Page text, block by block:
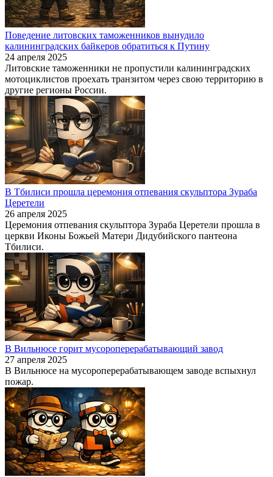
Поведение литовских таможенников вынудило
калининградских байкеров обратиться к Путину
24 апреля 2025
Литовские таможенники не пропустили калининградских
мотоциклистов проехать транзитом через свою территорию в
другие регионы России.
В Тбилиси прошла церемония отпевания скульптора Зураба
Церетели
26 апреля 2025
Церемония отпевания скульптора Зураба Церетели прошла в
церкви Иконы Божьей Матери Дидубийского пантеона
Тбилиси.
В Вильнюсе горит мусороперерабатывающий завод
27 апреля 2025
В Вильнюсе на мусороперерабатывающем заводе вспыхнул
пожар.